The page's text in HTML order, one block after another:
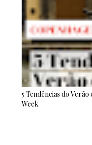
5 Tendências do
Week